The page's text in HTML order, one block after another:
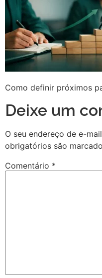
Como definir próximos
Deixe um
O seu endereço de e-
obrigatórios são
Comentário *